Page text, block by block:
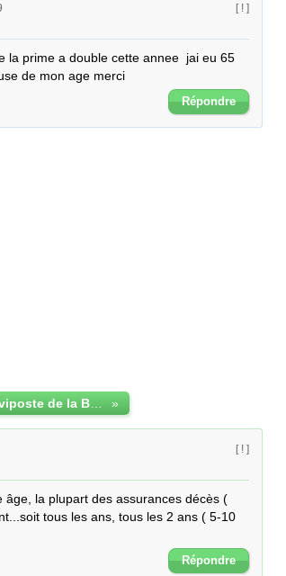
[ ! ]
la prime a double cette annee  jai eu 65
de mon age merci
Répondre
assurance deces Aviposte de la Banque Postale »
[ ! ]
la plupart des assurances décès (
tous les ans, tous les 2 ans ( 5-10
Répondre